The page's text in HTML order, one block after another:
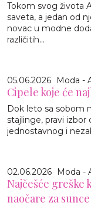
Tokom svog života
saveta, a jedan od
novac u modne
različitih...
05.06.2026 Moda -
Cipele koje će
Dok leto sa sobom
stajlinge, pravi izbor
jednostavnog i
02.06.2026 Moda -
Najčešće greške
naočare za sunce